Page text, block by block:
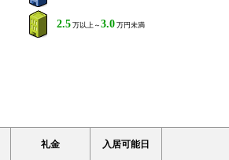
2.5 万以上～ 3.0 万円未満
礼金 入居可能日